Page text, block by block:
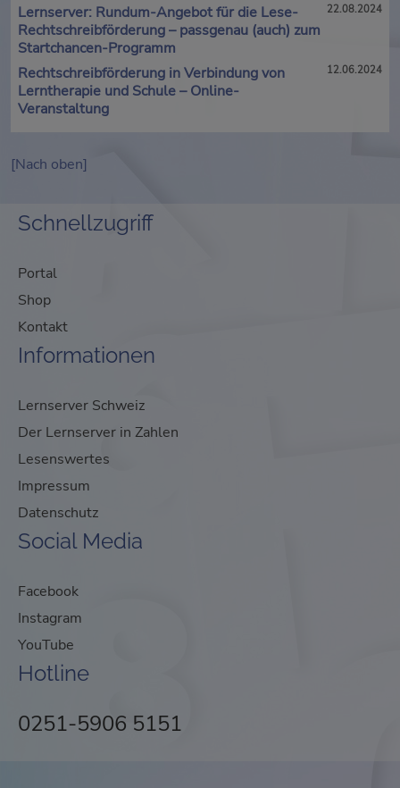
Lernserver: Rundum-Angebot für die Lese-
Rechtschreibförderung – passgenau (auch) zum
Startchancen-Programm
22.08.2024
Rechtschreibförderung in Verbindung von
Lerntherapie und Schule – Online-
Veranstaltung
12.06.2024
[Nach oben]
Schnellzugriff
Portal
Shop
Kontakt
Informationen
Lernserver Schweiz
Der Lernserver in Zahlen
Lesenswertes
Impressum
Datenschutz
Social Media
Facebook
Instagram
YouTube
Hotline
0251-5906 5151